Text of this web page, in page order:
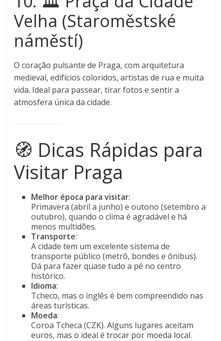
Velha (Staroměstské
náměstí)
O coração pulsante de Praga, com arquitetura
medieval, edifícios coloridos, artistas de rua e muita
vida. Ideal para passear, tirar fotos e sentir a
atmosfera única da cidade.
🧭 Dicas Rápidas para
Visitar Praga
Melhor época para visitar:
Primavera (abril a junho) e outono (setembro a
outubro), quando o clima é agradável e há
menos multidões.
Transporte:
A cidade tem um excelente sistema de
transporte público (metrô, bondes e ônibus).
Dá para fazer quase tudo a pé no centro
histórico.
Idioma:
Tcheco, mas o inglês é bem compreendido nas
áreas turísticas.
Moeda:
Coroa Tcheca (CZK). Alguns lugares aceitam
euros, mas o ideal é trocar por moeda local.